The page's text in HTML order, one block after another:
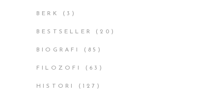
BERK (3)
BESTSELLER (20)
BIOGRAFI (85)
FILOZOFI (63)
HISTORI (127)